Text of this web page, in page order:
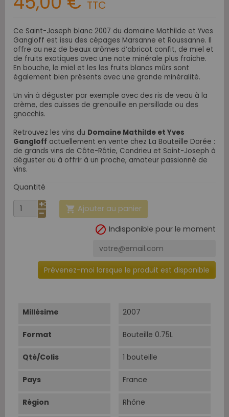
TTC
Ce Saint-Joseph blanc 2007 du domaine Mathilde et Yves
Gangloff est issu des cépages Marsanne et Roussanne. Il
offre au nez de beaux arômes d’abricot confit, de miel et
de fruits exotiques avec une note minérale plus fraiche.
En bouche, le miel et les les fruits blancs mûrs sont
également bien présents avec une grande minéralité.
Un vin à déguster par exemple avec des ris de veau à la
crème, des cuisses de grenouille en persillade ou des
gnocchis.
Retrouvez les vins du Domaine Mathilde et Yves
Gangloff actuellement en vente chez La Bouteille Dorée :
de grands vins de Côte-Rôtie, Condrieu et Saint-Joseph à
déguster ou à offrir à un proche, amateur passionné de
vins.
Quantité
 Ajouter au panier
 Indisponible pour le moment
Prévenez-moi lorsque le produit est disponible
Millésime 2007
Format Bouteille 0.75L
Qté/Colis 1 bouteille
Pays France
Région Rhône